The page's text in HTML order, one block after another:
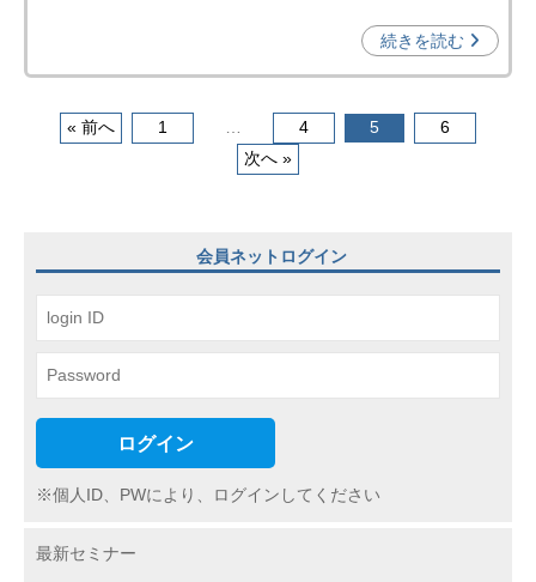
o
)
続きを読む
ゲ
ー
シ
ョ
« 前へ 1 4 5
6
次へ »
会員ネットログイン
ログイン
※個人ID、PWにより、ログインしてください
最新セミナー